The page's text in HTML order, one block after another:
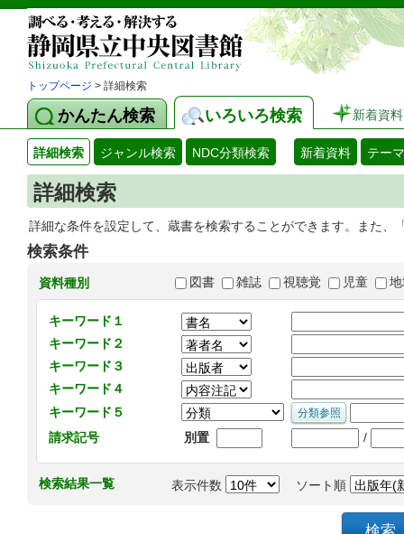
トップページ > 詳細検索
かんたん検索 いろいろ検索 新着資料
詳細検索 ジャンル検索 NDC分類検索 新着資料 テー
詳細検索
詳細な条件を設定して、蔵書を検索することができます。また
検索条件
資料種別 図書 雑誌 視聴覚 児童
キーワード１
キーワード２
キーワード３
キーワード４
キーワード５
請求記号
別置 /
検索結果一覧 表示件数 ソート順